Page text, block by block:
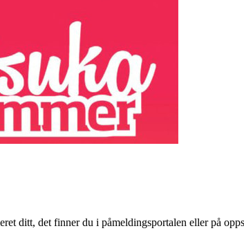
ditt, det finner du i påmeldingsportalen eller på